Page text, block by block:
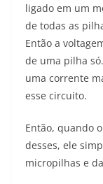
ligado em um
de todas as
Então a
de uma pilha
uma corrente
esse circuito.
Então, quando
desses, ele
micropilhas e